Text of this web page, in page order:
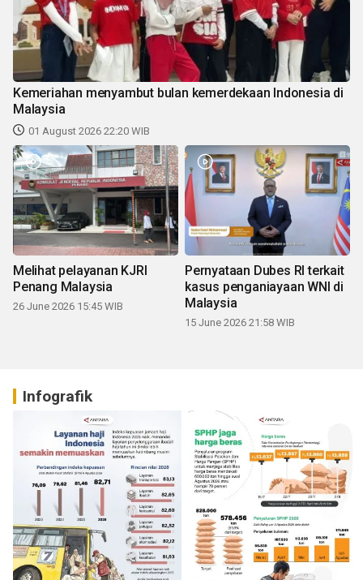
Kemeriahan menyambut bulan kemerdekaan Indonesia di
Malaysia
01 August 2026 22:20 WIB
Melihat pelayanan KJRI
Penang Malaysia
26 June 2026 15:45 WIB
Pernyataan Dubes RI terkait
kasus penganiayaan WNI di
Malaysia
15 June 2026 21:58 WIB
Infografik